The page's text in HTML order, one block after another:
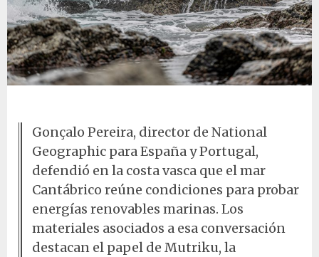
Gonçalo Pereira, director de National
Geographic para España y Portugal,
defendió en la costa vasca que el mar
Cantábrico reúne condiciones para probar
energías renovables marinas. Los
materiales asociados a esa conversación
destacan el papel de Mutriku, la